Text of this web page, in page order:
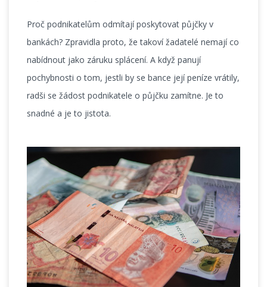
Proč podnikatelům odmítají poskytovat půjčky v
bankách? Zpravidla proto, že takoví žadatelé nemají co
nabídnout jako záruku splácení. A když panují
pochybnosti o tom, jestli by se bance její peníze vrátily,
radši se žádost podnikatele o půjčku zamítne. Je to
snadné a je to jistota.